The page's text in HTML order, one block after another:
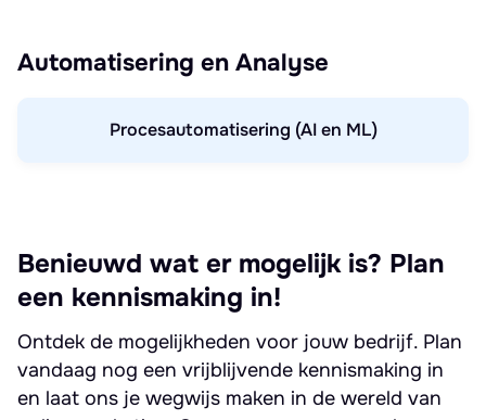
Automatisering en Analyse
Procesautomatisering (AI en ML)
Benieuwd wat er mogelijk is? Plan
een kennismaking in!
Ontdek de mogelijkheden voor jouw bedrijf. Plan
vandaag nog een vrijblijvende kennismaking in
en laat ons je wegwijs maken in de wereld van